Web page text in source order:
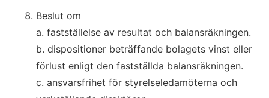
Beslut om
a. fastställelse av resultat och balansräkningen.
b. dispositioner beträffande bolagets vinst eller
förlust enligt den fastställda balansräkningen.
c. ansvarsfrihet för styrelseledamöterna och